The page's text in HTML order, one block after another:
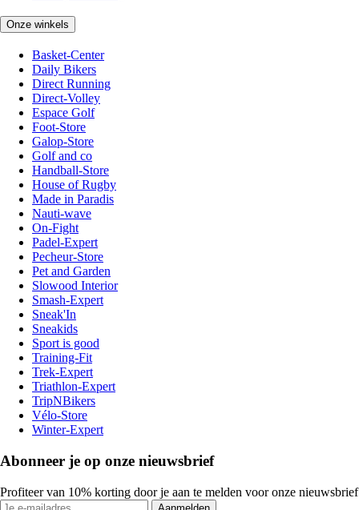
Onze winkels
Basket-Center
Daily Bikers
Direct Running
Direct-Volley
Espace Golf
Foot-Store
Galop-Store
Golf and co
Handball-Store
House of Rugby
Made in Paradis
Nauti-wave
On-Fight
Padel-Expert
Pecheur-Store
Pet and Garden
Slowood Interior
Smash-Expert
Sneak'In
Sneakids
Sport is good
Training-Fit
Trek-Expert
Triathlon-Expert
TripNBikers
Vélo-Store
Winter-Expert
Abonneer je op onze nieuwsbrief
Profiteer van 10% korting door je aan te melden voor onze nieuwsbrief